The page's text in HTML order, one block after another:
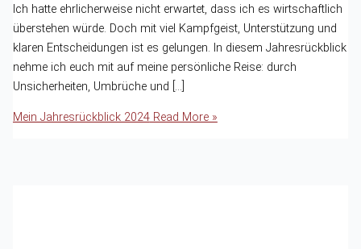
Ich hatte ehrlicherweise nicht erwartet, dass ich es wirtschaftlich
überstehen würde. Doch mit viel Kampfgeist, Unterstützung und
klaren Entscheidungen ist es gelungen. In diesem Jahresrückblick
nehme ich euch mit auf meine persönliche Reise: durch
Unsicherheiten, Umbrüche und […]
Mein Jahresrückblick 2024Read More »